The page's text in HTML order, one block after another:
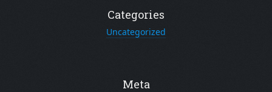
Categories
Uncategorized
Meta